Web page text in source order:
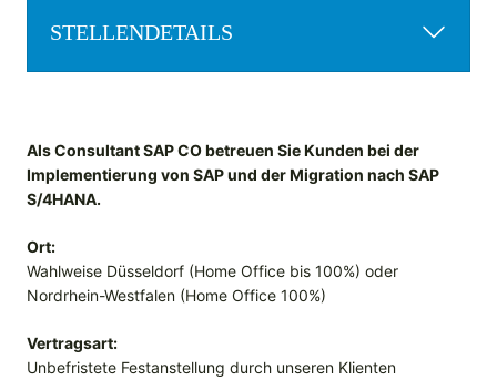
STELLENDETAILS
Als Consultant SAP CO betreuen Sie Kunden bei der
Implementierung von SAP und der Migration nach SAP
S/4HANA.
Ort:
Wahlweise Düsseldorf (Home Office bis 100%) oder
Nordrhein-Westfalen (Home Office 100%)
Vertragsart:
Unbefristete Festanstellung durch unseren Klienten